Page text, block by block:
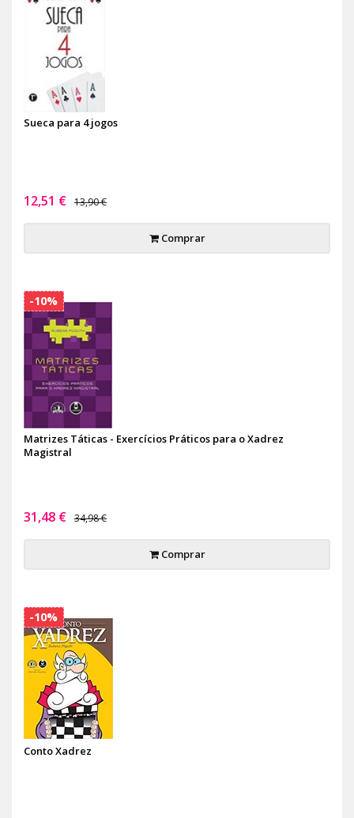
Sueca para 4 jogos
12,51 € 13,90 €
Comprar
Matrizes Táticas - Exercícios Práticos para o Xadrez
Magistral
31,48 € 34,98 €
Comprar
-10%
Conto Xadrez
-10%